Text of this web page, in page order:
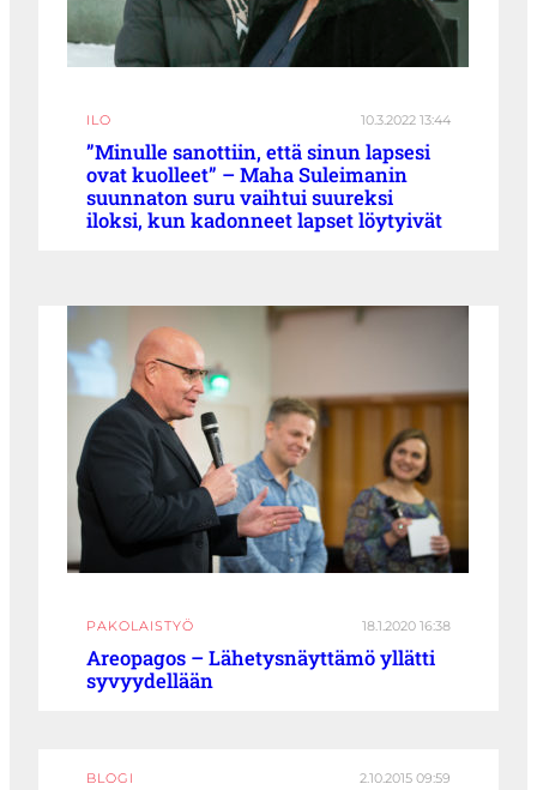
ILO 10.3.2022 13:44
”Minulle sanottiin, että sinun lapsesi
ovat kuolleet” – Maha Suleimanin
suunnaton suru vaihtui suureksi
iloksi, kun kadonneet lapset löytyivät
PAKOLAISTYÖ 18.1.2020 16:38
Areopagos – Lähetysnäyttämö yllätti
syvyydellään
BLOGI 2.10.2015 09:59